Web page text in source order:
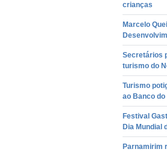
crianças
Marcelo
Secretários
turismo do
Turismo
ao Banco
Festival
Dia Mundial
Parnamirim